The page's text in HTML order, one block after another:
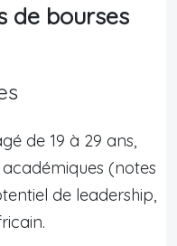
de bourses
de 19 à 29 ans,
(notes
de leadership,